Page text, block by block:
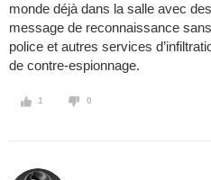
monde déjà dans la salle avec
message de reconnaissance
police et autres services
de contre-espionnage.
1 0